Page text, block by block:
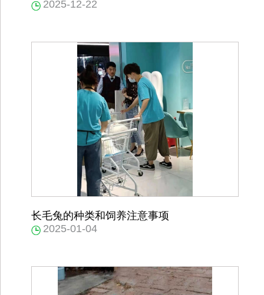
原料2025-12-22
长毛兔的种类和饲养注意事项
2025-01-04